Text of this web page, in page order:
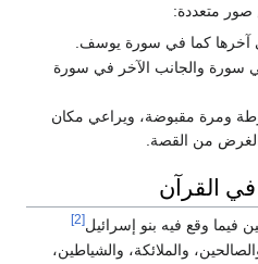
متعددة:
آخرها كما في سورة يوسف.
سورة والجانب الآخر في سورة
ومرة مقبوضة، ويراعي مكان
من القصة.
القرآن
فيما وقع فيه بنو إسرائيل[2]
والملائكة، والشياطين،